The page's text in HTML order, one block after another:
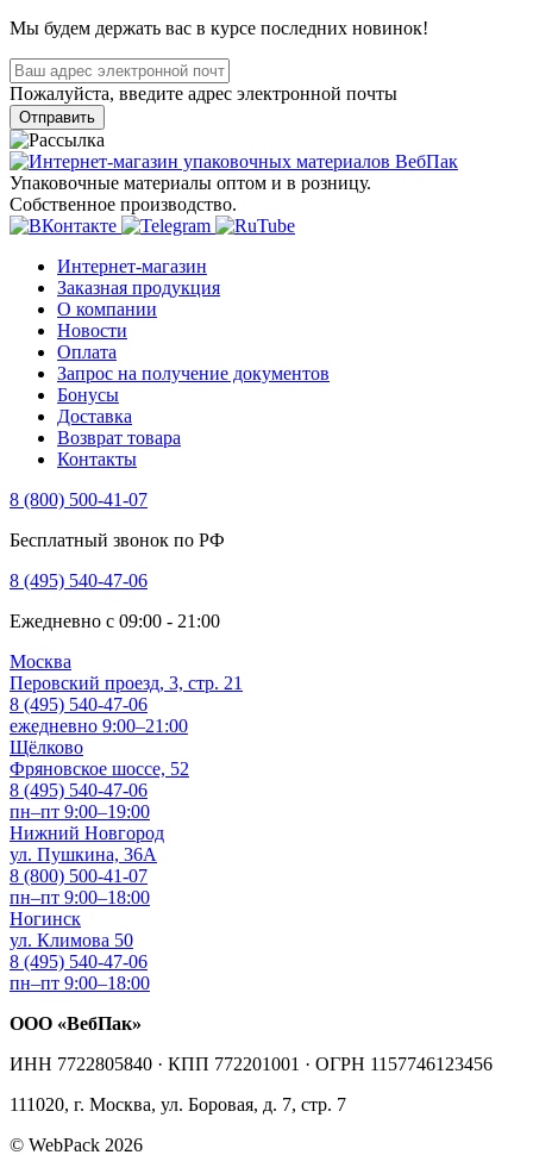
Мы будем держать вас в курсе последних новинок!
Пожалуйста, введите адрес электронной почты
Отправить
Упаковочные материалы оптом и в розницу.
Собственное производство.
Интернет-магазин
Заказная продукция
О компании
Новости
Оплата
Запрос на получение документов
Бонусы
Доставка
Возврат товара
Контакты
8 (800) 500-41-07
Бесплатный звонок по РФ
8 (495) 540-47-06
Ежедневно с 09:00 - 21:00
Москва
Перовский проезд, 3, стр. 21
8 (495) 540-47-06
ежедневно 9:00–21:00
Щёлково
Фряновское шоссе, 52
8 (495) 540-47-06
пн–пт 9:00–19:00
Нижний Новгород
ул. Пушкина, 36А
8 (800) 500-41-07
пн–пт 9:00–18:00
Ногинск
ул. Климова 50
8 (495) 540-47-06
пн–пт 9:00–18:00
ООО «ВебПак»
ИНН 7722805840 · КПП 772201001 · ОГРН 1157746123456
111020, г. Москва, ул. Боровая, д. 7, стр. 7
© WebPack 2026